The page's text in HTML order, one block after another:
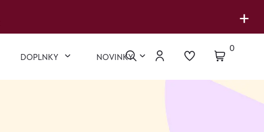
+
DOPLNKY NOVINKY
0